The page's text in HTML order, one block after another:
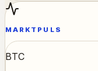
MARKTPULS
BTC